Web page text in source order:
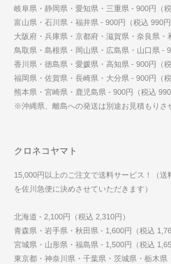
岐阜県・静岡県・愛知県・三重県 - 900円（税
富山県・石川県・福井県 - 900円（税込 990円
大阪府・兵庫県・京都府・滋賀県・奈良県・
鳥取県・島根県・岡山県・広島県・山口県 -
香川県・徳島県・愛媛県・高知県 - 900円（税
福岡県・佐賀県・長崎県・大分県 - 900円（税
熊本県・宮崎県・鹿児島県 - 900円（税込 990
※沖縄県、離島への発送は別途お見積もりさ
クロネコヤマト
15,000円以上のご注文で送料サービス！（
を佐川急便に決めさせていただきます）
北海道 - 2,100円（税込 2,310円）
青森県・岩手県・秋田県 - 1,600円（税込
宮城県・山形県・福島県 - 1,500円（税込
東京都・神奈川県・千葉県・茨城県・栃木